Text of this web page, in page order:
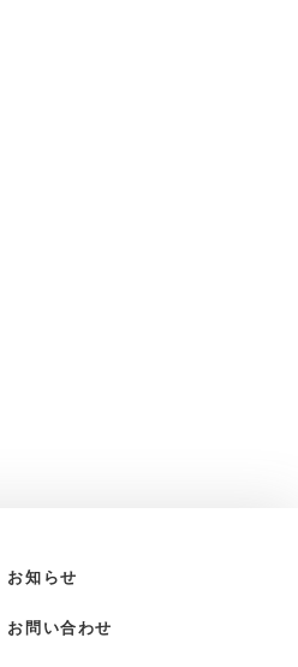
お知らせ
お問い合わせ